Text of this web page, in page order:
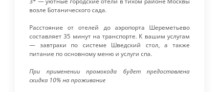
возле Ботанического сада.
Расстояние от отелей до аэропорта Шереметьево
составляет 35 минут на транспорте. К вашим услугам
— завтраки по системе Шведский стол, а также
питание по основному меню и услуги спа.
При применении промокода будет предоставлена
скидка 10% на проживание